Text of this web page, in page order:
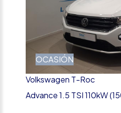
OCASIÓN
Volkswagen T-Roc
Advance 1.5 TSI 110kW